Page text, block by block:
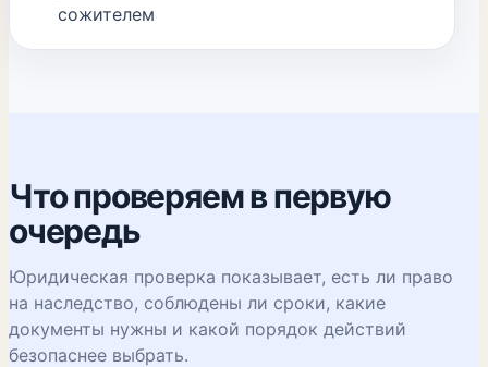
сожителем
Что проверяем в первую
очередь
Юридическая проверка показывает, есть ли право
на наследство, соблюдены ли сроки, какие
документы нужны и какой порядок действий
безопаснее выбрать.